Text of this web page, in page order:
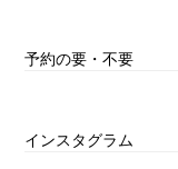
予約の要・不要
インスタグラム